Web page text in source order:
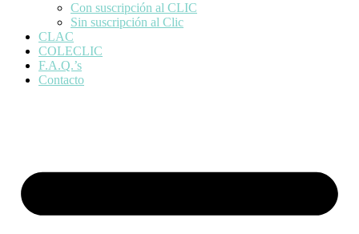
Con suscripción al CLIC
Sin suscripción al Clic
CLAC
COLECLIC
F.A.Q.’s
Contacto